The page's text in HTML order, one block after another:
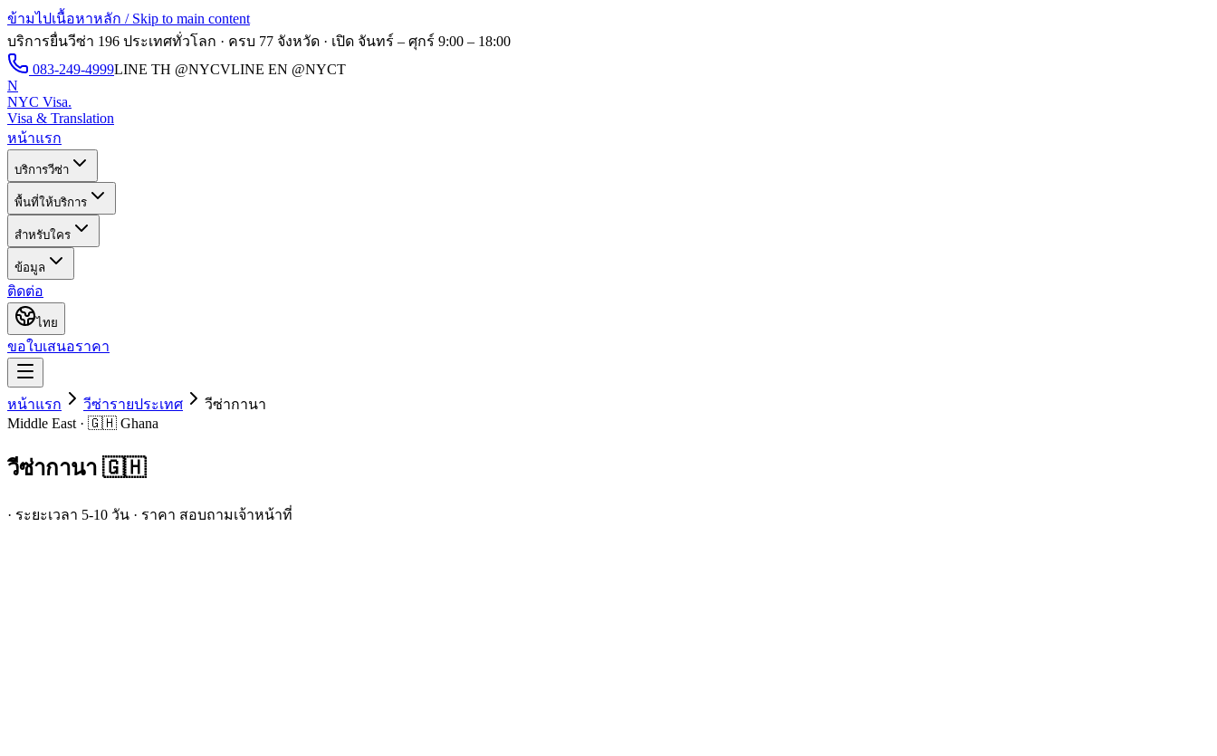
ข้ามไปเนื้อหาหลัก / Skip to main content
บริการยื่นวีซ่า 196 ประเทศทั่วโลก · ครบ 77 จังหวัด · เปิด จันทร์ – ศุกร์ 9:00 – 18:00
083-249-4999LINE TH @NYCVLINE EN @NYCT
N
NYC Visa.
Visa & Translation
หน้าแรก
บริการวีซ่า
พื้นที่ให้บริการ
สำหรับใคร
ข้อมูล
ติดต่อ
ไทย
ขอใบเสนอราคา
หน้าแรก วีซ่ารายประเทศ วีซ่ากานา
Middle East · 🇬🇭 Ghana
วีซ่ากานา 🇬🇭
· ระยะเวลา 5-10 วัน · ราคา สอบถามเจ้าหน้าที่